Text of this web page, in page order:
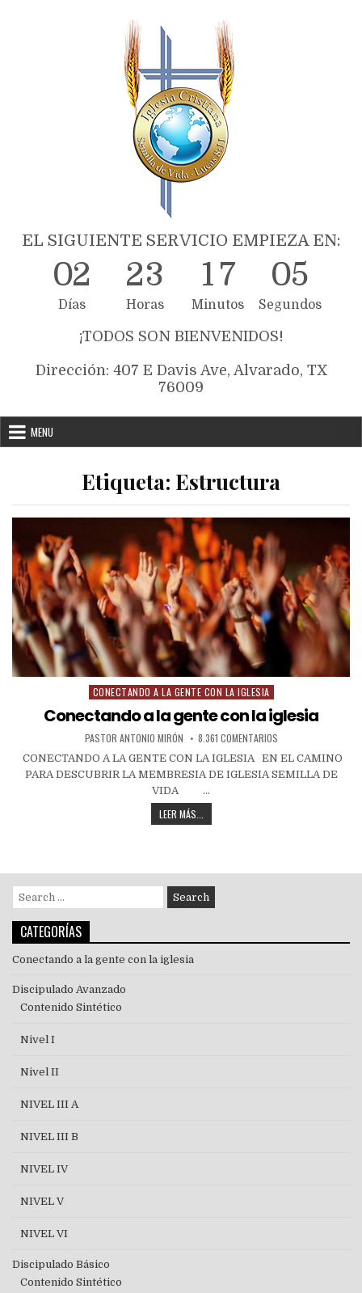
EL SIGUIENTE SERVICIO EMPIEZA EN:
02
Días
23
Horas
17
Minutos
05
Segundos
¡TODOS SON BIENVENIDOS!
Dirección: 407 E Davis Ave, Alvarado, TX
76009
MENU
Etiqueta: Estructura
CONECTANDO A LA GENTE CON LA IGLESIA
Conectando a la gente con la iglesia
PASTOR ANTONIO MIRÓN 8.361 COMENTARIOS
CONECTANDO A LA GENTE CON LA IGLESIA EN EL CAMINO
PARA DESCUBRIR LA MEMBRESIA DE IGLESIA SEMILLA DE
VIDA …
LEER MÁS...
CATEGORÍAS
Conectando a la gente con la iglesia
Discipulado Avanzado
Contenido Sintético
Nivel I
Nivel II
NIVEL III A
NIVEL III B
NIVEL IV
NIVEL V
NIVEL VI
Discipulado Básico
Contenido Sintético